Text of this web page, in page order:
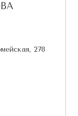
278